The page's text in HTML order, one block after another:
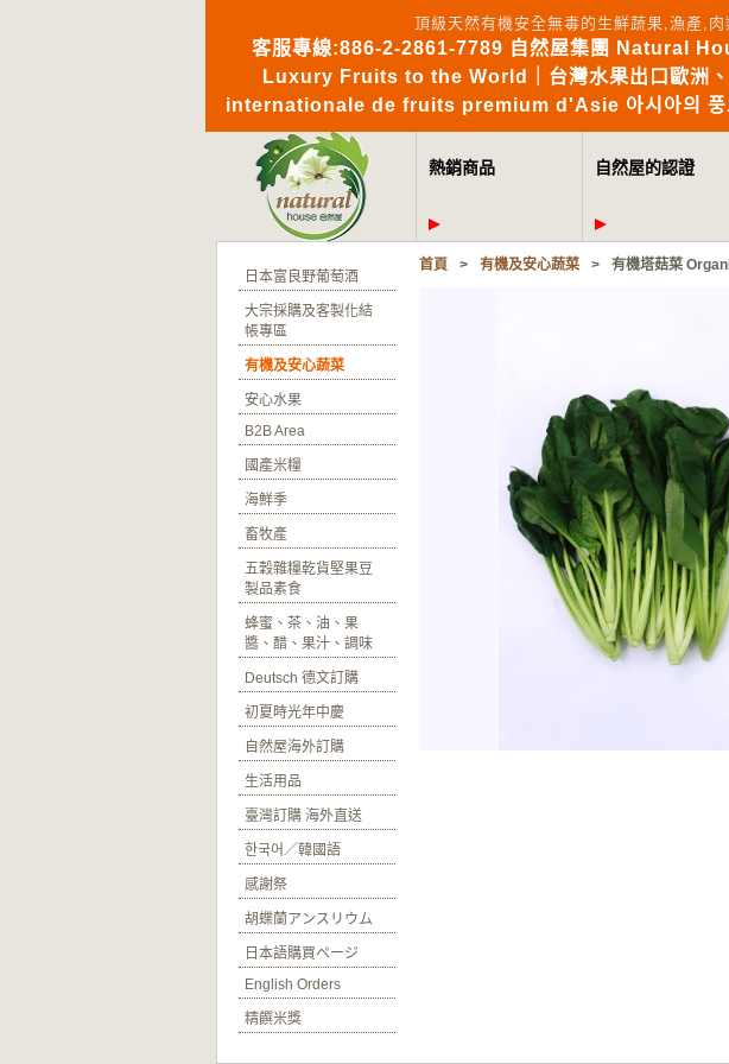
頂級天然有機安全無毒的生鮮蔬果,漁產,
客服專線:886-2-2861-7789 自然屋集團 Natural
Luxury Fruits to the World｜台灣水果出口歐洲、
internationale de fruits premium d'Asie 아시아의
熱銷商品 自然屋的認證
日本富良野葡萄酒
大宗採購及客製化結
帳專區
有機及安心蔬菜
安心水果
B2B Area
國產米糧
海鮮季
畜牧產
五穀雜糧乾貨堅果豆
製品素食
蜂蜜、茶、油、果
醬、醋、果汁、調味
Deutsch 德文訂購
初夏時光年中慶
自然屋海外訂購
生活用品
臺灣訂購 海外直送
한국어／韓國語
感謝祭
胡蝶蘭アンスリウム
日本語購買ページ
English Orders
精饌米獎
首頁 > 有機及安心蔬菜 > 有機塔菇菜